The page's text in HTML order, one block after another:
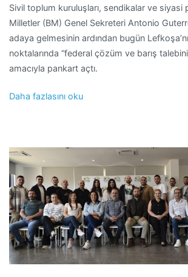
Sivil toplum kuruluşları, sendikalar ve siyasi
Milletler (BM) Genel Sekreteri Antonio
adaya gelmesinin ardından bugün
noktalarında “federal çözüm ve barış
amacıyla pankart açtı.
Daha fazlasını oku